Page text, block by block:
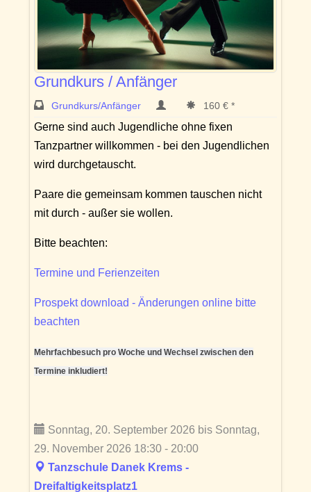
Grundkurs / Anfänger
Grundkurs/Anfänger 160 € *
Gerne sind auch Jugendliche ohne fixen
Tanzpartner willkommen - bei den Jugendlichen
wird durchgetauscht.
Paare die gemeinsam kommen tauschen nicht
mit durch - außer sie wollen.
Bitte beachten:
Termine und Ferienzeiten
Prospekt download - Änderungen online bitte
beachten
Mehrfachbesuch pro Woche und Wechsel zwischen den
Termine inkludiert!
Sonntag, 20. September 2026 bis Sonntag,
29. November 2026 18:30 - 20:00
Tanzschule Danek Krems -
Dreifaltigkeitsplatz1